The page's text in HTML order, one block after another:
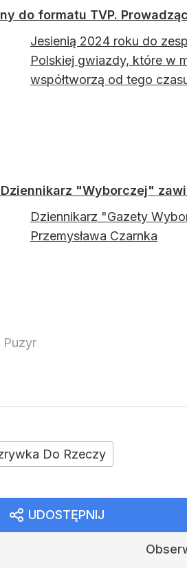
do formatu TVP.
Jesienią 2024 roku do
Polskiej gwiazdy, które w
współtworzą od tego
"Wyborczej"
Dziennikarz "Gazety
Przemysława Czarnka
Puzyr
Do Rzeczy
UDOSTĘPNIJ